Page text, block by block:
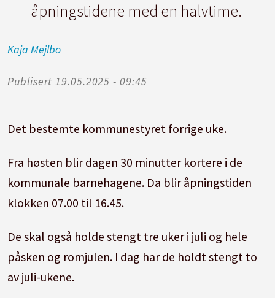
åpningstidene med en halvtime.
Kaja Mejlbo
Publisert 19.05.2025 - 09:45
Det bestemte kommunestyret forrige uke.
Fra høsten blir dagen 30 minutter kortere i de
kommunale barnehagene. Da blir åpningstiden
klokken 07.00 til 16.45.
De skal også holde stengt tre uker i juli og hele
påsken og romjulen. I dag har de holdt stengt to
av juli-ukene.